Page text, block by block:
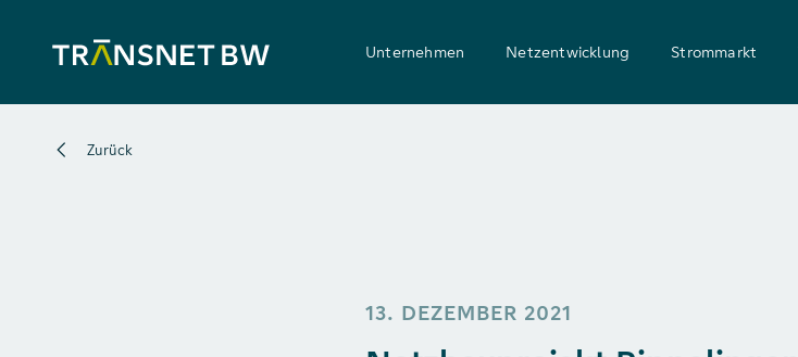
Unternehmen Netzentwicklung Strommarkt
Zurück
13. DEZEMBER 2021